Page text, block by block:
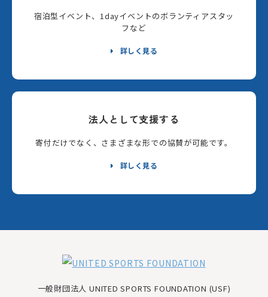
宿泊型イベント、1dayイベントのボランティアスタッ
フなど
詳しく見る
法人として支援する
寄付だけでなく、さまざまな形での協賛が可能です。
詳しく見る
一般財団法人 UNITED SPORTS FOUNDATION (USF)